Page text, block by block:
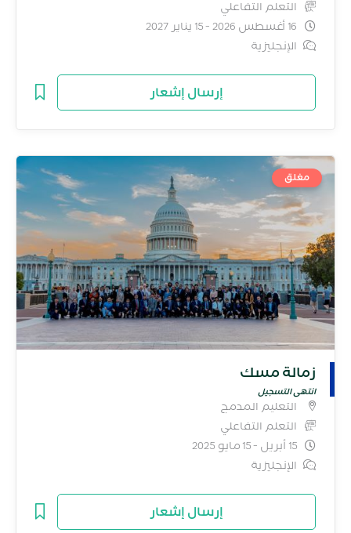
التعلم التفاعلي
16 أغسطس 2026 - 15 يناير 2027
الإنجليزية
إرسال إشعار
مغلق
زمالة مسك
انتهى التسجيل
التعليم المدمج
التعلم التفاعلي
15 أبريل - 15 مايو 2025
الإنجليزية
إرسال إشعار